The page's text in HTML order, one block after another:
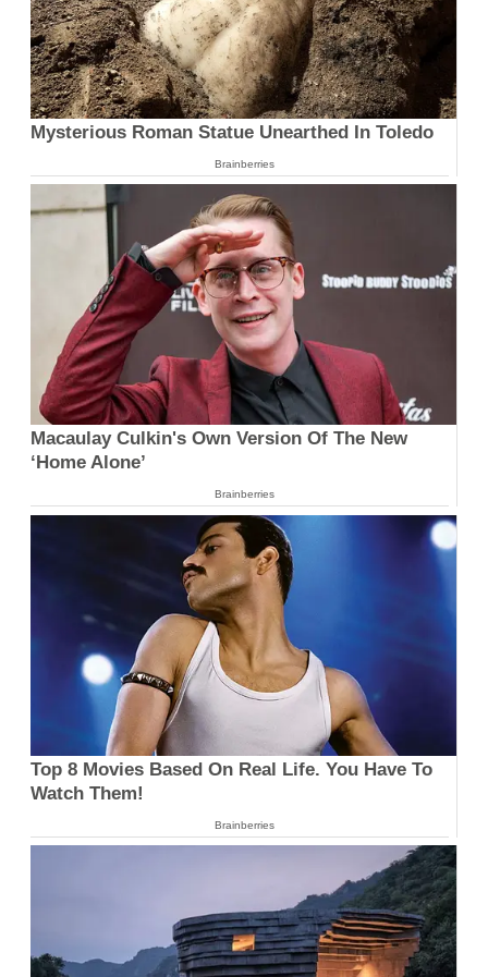
Mysterious Roman Statue Unearthed In Toledo
Brainberries
Macaulay Culkin's Own Version Of The New
‘Home Alone’
Brainberries
Top 8 Movies Based On Real Life. You Have To
Watch Them!
Brainberries